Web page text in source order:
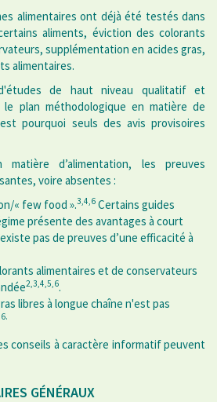
alimentaires ont déjà été testés dans
aliments, éviction des colorants
supplémentation en acides gras,
alimentaires.
de haut niveau qualitatif et
plan méthodologique en matière de
pourquoi seuls des avis provisoires
d’alimentation, les preuves
voire absentes :
« few food ».3,4,6 Certains guides
présente des avantages à court
pas de preuves d’une efficacité à
alimentaires et de conservateurs
2,3,4,5,6.
libres à longue chaîne n'est pas
conseils à caractère informatif peuvent
GÉNÉRAUX